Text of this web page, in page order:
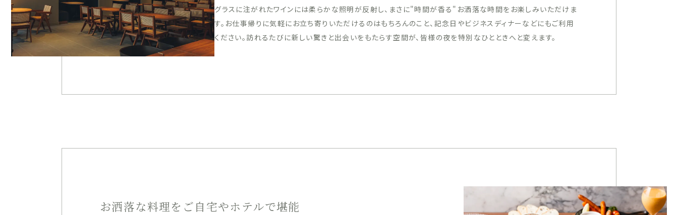
グラスに注がれたワインには柔らかな照明が反射し、まさに"時間が香る"お洒落な時間をお楽しみいただけま
す。お仕事帰りに気軽にお立ち寄りいただけるのはもちろんのこと、記念日やビジネスディナーなどにもご利用
ください。訪れるたびに新しい驚きと出会いをもたらす空間が、皆様の夜を特別なひとときへと変えます。
お洒落な料理をご自宅やホテルで堪能